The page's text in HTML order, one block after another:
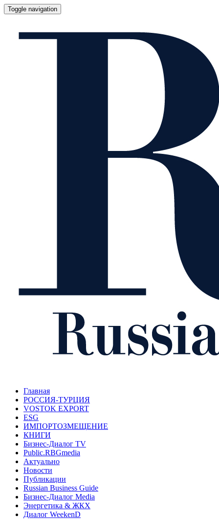
Toggle navigation
Главная
РОССИЯ-ТУРЦИЯ
VOSTOK EXPORT
ESG
ИМПОРТОЗМЕЩЕНИЕ
КНИГИ
Бизнес-Диалог TV
Public.RBGmedia
Актуально
Новости
Публикации
Russian Business Guide
Бизнес-Диалог Media
Энергетика & ЖКХ
Диалог WeekenD